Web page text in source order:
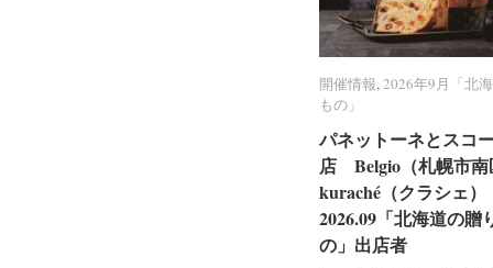
開催情報,2026年9月「北
もの」
パネットーネとスコ
店 Belgio（札幌市南
kuraché（クラシェ）
2026.09「北海道の贈
の」出店者
開催情報 2026年9月「北
もの」
パネットーネとスコ
店 Belgio（札幌市南
kuraché（クラシェ）
2026.09「北海道の贈
の」出店者